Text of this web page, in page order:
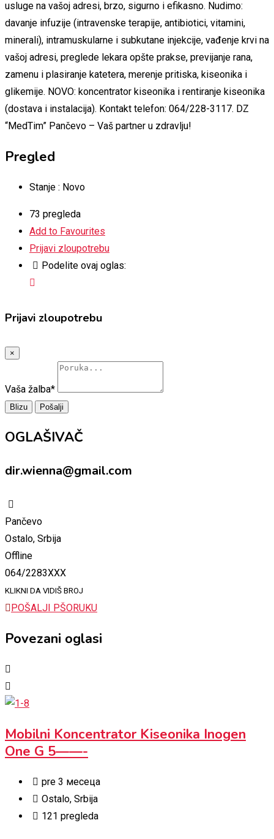
usluge na vašoj adresi, brzo, sigurno i efikasno. Nudimo:
davanje infuzije (intravenske terapije, antibiotici, vitamini,
minerali), intramuskularne i subkutane injekcije, vađenje krvi na
vašoj adresi, preglede lekara opšte prakse, previjanje rana,
zamenu i plasiranje katetera, merenje pritiska, kiseonika i
glikemije. NOVO: koncentrator kiseonika i rentiranje kiseonika
(dostava i instalacija). Kontakt telefon: 064/228-3117. DZ
“MedTim” Pančevo – Vaš partner u zdravlju!
Pregled
Stanje : Novo
73 pregleda
Add to Favourites
Prijavi zloupotrebu
Podelite ovaj oglas:
Prijavi zloupotrebu
×
Vaša žalba*
Blizu Pošalji
OGLAŠIVAČ
dir.wienna@gmail.com
Pančevo
Ostalo, Srbija
Offline
064/2283XXX
KLIKNI DA VIDIŠ BROJ
POŠALJI PŠORUKU
Povezani oglasi
Mobilni Koncentrator Kiseonika Inogen
One G 5——-
pre 3 месеца
Ostalo, Srbija
121 pregleda